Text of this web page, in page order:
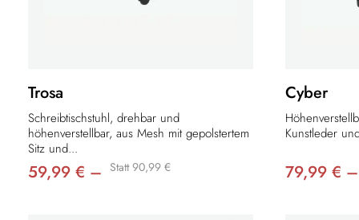
Trosa
Schreibtischstuhl, drehbar und
höhenverstellbar, aus Mesh mit gepolstertem
Sitz und...
59,99 € – Statt 90,99 €
Cyber
Kunstleder
79,99 € –